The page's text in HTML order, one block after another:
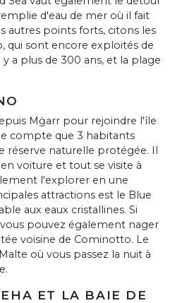
d'eau de mer où il fait
autres points forts, citons les
qui sont encore exploités de
a plus de 300 ans, et la plage
Mġarr pour rejoindre l'île
compte que 3 habitants
réserve naturelle protégée. Il
voiture et tout se visite à
l'explorer en une
attractions est le Blue
aux eaux cristallines. Si
pouvez également nager
voisine de Cominotto. Le
où vous passez la nuit à
ET LA BAIE DE